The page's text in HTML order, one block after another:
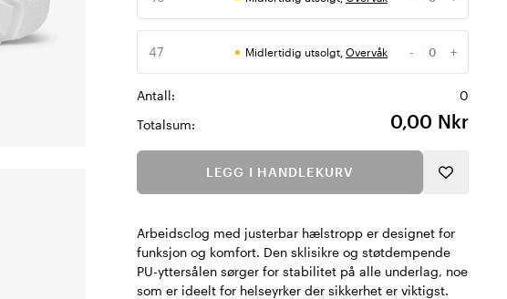
Antall
47 Midlertidig utsolgt, Overvåk -
Antall
+
Antall:
0
Totalsum:
0,00 Nkr
LEGG I HANDLEKURV
Arbeidsclog med justerbar hælstropp er designet for
funksjon og komfort. Den sklisikre og støtdempende
PU-yttersålen sørger for stabilitet på alle underlag, noe
som er ideelt for helseyrker der sikkerhet er viktigst.